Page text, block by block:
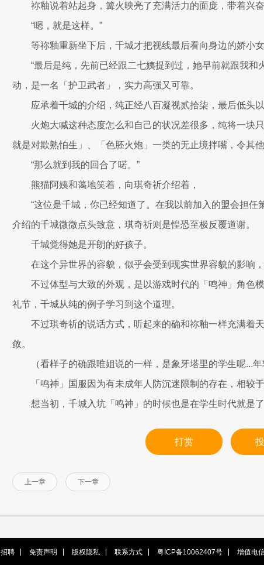
祢釉说着站起身，篝火映亮了充满活力的面庞，带着兴
“嗯，就是这样。”
等祢釉重新坐下后，千城才把视线最后看向身边的娇小女
“最后是纯，先前已经跟二七姨提到过，她早前就跟我
动，是一名「护卫武者」，实力高强又可靠。
应承着千城的介绍，纯正经八百凝视贰拾柒，最后低头
火炮大喊这种态度怎么和自己的状况差很多，纯将一块
就是对欺熟怕生」、「色胚火炮」一类的无止境拌嘴，令其
“那么就到我的回合了喏。”
熊猫阿姨和蔼地笑着，向琪奇祈介绍着，
“这位是千城，你已经知道了。在我以前加入的盟会担任
介绍的千城微微点头致意，琪奇祈则是惶恐至极反覆道谢。
千城觉得她是开朗的好孩子。
在这个异世界的容貌，似乎会受到现实世界容貌的影响
不过体型与大致的外观，是以游戏时代的「鸣神」角色
礼节，千城从纯的例子学习到这个道理。
不过琪奇祈的说话方式，听起来的确和祢釉一样充满着
敛。
（看样子的确跟唯姐说的一样，是象牙塔里的学生呢...年
「鸣神」国服因为有未成年人防沉迷限制的存在，相较
想当初，千城入坑「鸣神」的时候也是在学生时代就是
打赏
上一章 下一章
招聘 免责声明 版权隐私 联系方式 粤ICP备10062407号 增值电